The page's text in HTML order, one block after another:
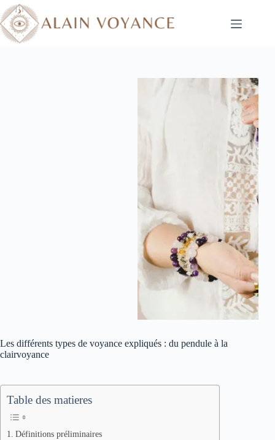
Les différents types de voyance expliqués : du pendule à la
clairvoyance
Table des matieres
Définitions préliminaires